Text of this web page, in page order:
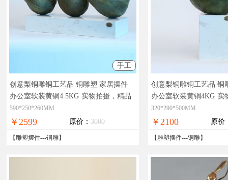
手工
创意梨铜雕铜工艺品 铜雕塑 家居摆件
办公室软装黄铜4.5KG 实物拍摄，精品
艺术，在线支付，全国免邮
590*250*260MM
￥2599 原价： 3000
【雕塑摆件---铜雕】
创意梨铜雕铜工艺品 铜
办公室软装黄铜4KG 实
术，在线支付，全国免
320*290*500MM
￥2100 原价
【雕塑摆件---铜雕】